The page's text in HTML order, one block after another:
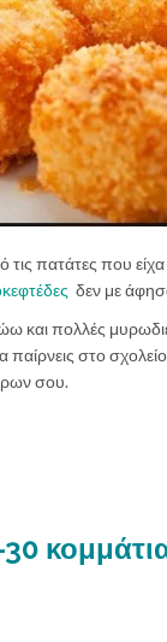
τις πατάτες που
δεν με
και πολλές
παίρνεις στο
σου.
30